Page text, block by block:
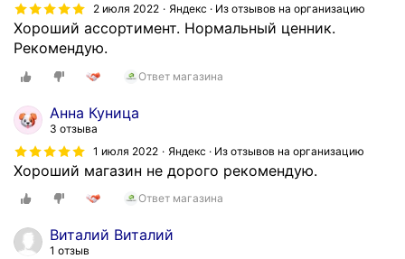
2 июля 2022
Яндекс · Из отзывов на организацию
Хороший ассортимент. Нормальный ценник.
Рекомендую.
Ответ магазина
Анна Куница
3 отзыва
1 июля 2022
Яндекс · Из отзывов на организацию
Хороший магазин не дорого рекомендую.
Ответ магазина
Виталий Виталий
1 отзыв